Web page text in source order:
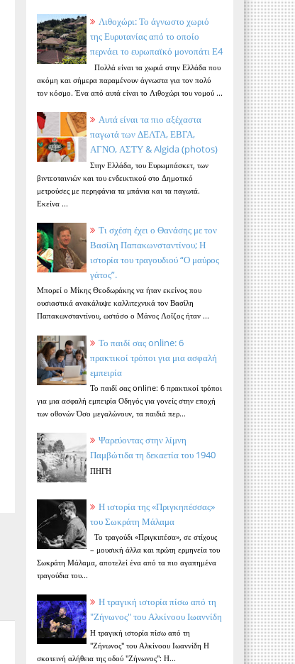
Λιθοχώρι: Το άγνωστο χωριό
της Ευρυτανίας από το οποίο
περνάει το ευρωπαϊκό μονοπάτι Ε4
Πολλά είναι τα χωριά στην Ελλάδα που
ακόμη και σήμερα παραμένουν άγνωστα για τον πολύ
τον κόσμο. Ένα από αυτά είναι το Λιθοχώρι του νομού ...
Αυτά είναι τα πιο αξέχαστα
παγωτά των ΔΕΛΤΑ, ΕΒΓΑ,
ΑΓΝΟ, ΑΣΤΥ & Algida (photos)
Στην Ελλάδα, του Ευρωμπάσκετ, των
βιντεοταινιών και του ενδεικτικού στο Δημοτικό
μετρούσες με περηφάνια τα μπάνια και τα παγωτά.
Εκείνα ...
Τι σχέση έχει ο Θανάσης με τον
Βασίλη Παπακωνσταντίνου; Η
ιστορία του τραγουδιού “Ο μαύρος
γάτος”.
Μπορεί ο Μίκης Θεοδωράκης να ήταν εκείνος που
ουσιαστικά ανακάλυψε καλλιτεχνικά τον Βασίλη
Παπακωνσταντίνου, ωστόσο ο Μάνος Λοΐζος ήταν ...
Το παιδί σας online: 6
πρακτικοί τρόποι για μια ασφαλή
εμπειρία
Το παιδί σας online: 6 πρακτικοί τρόποι
για μια ασφαλή εμπειρία Οδηγός για γονείς στην εποχή
των οθονών Όσο μεγαλώνουν, τα παιδιά περ...
Ψαρεύοντας στην λίμνη
Παμβώτιδα τη δεκαετία του 1940
ΠΗΓΗ
Η ιστορία της «Πριγκηπέσσας»
του Σωκράτη Μάλαμα
Το τραγούδι «Πριγκιπέσα», σε στίχους
– μουσική άλλα και πρώτη ερμηνεία του
Σωκράτη Μάλαμα, αποτελεί ένα από τα πιο αγαπημένα
τραγούδια του...
Η τραγική ιστορία πίσω από τη
"Ζήνωνος" του Αλκίνοου Ιωαννίδη
Η τραγική ιστορία πίσω από τη
"Ζήνωνος" του Αλκίνοου Ιωαννίδη Η
σκοτεινή αλήθεια της οδού "Ζήνωνος": Η...